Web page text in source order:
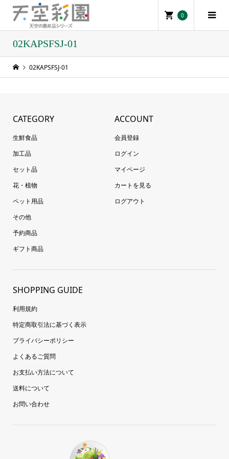
0
02KAPSFSJ-01
02KAPSFSJ-01
CATEGORY
生鮮食品
加工品
セット品
花・植物
ペット用品
その他
予約商品
ギフト商品
ACCOUNT
会員登録
ログイン
マイページ
カートを見る
ログアウト
SHOPPING GUIDE
利用規約
特定商取引法に基づく表示
プライバシーポリシー
よくあるご質問
お支払い方法について
送料について
お問い合わせ